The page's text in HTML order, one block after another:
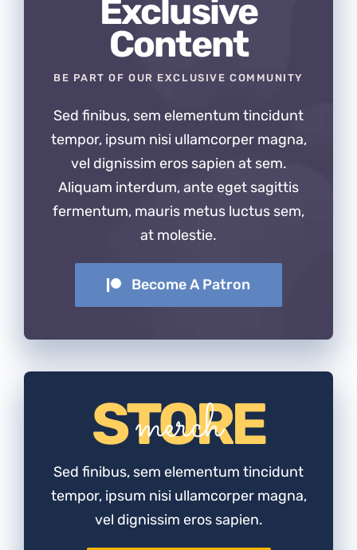
Exclusive
Content
BE PART OF OUR EXCLUSIVE COMMUNITY
Sed finibus, sem elementum tincidunt
tempor, ipsum nisi ullamcorper magna,
vel dignissim eros sapien at sem.
Aliquam interdum, ante eget sagittis
fermentum, mauris metus luctus sem,
at molestie.
Become A Patron
STORE
merch
Sed finibus, sem elementum tincidunt
tempor, ipsum nisi ullamcorper magna,
vel dignissim eros sapien.